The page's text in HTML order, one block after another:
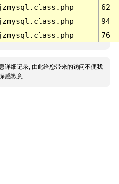
62
94
76
详细记录, 由此给您带来的访问不便我
感歉意.